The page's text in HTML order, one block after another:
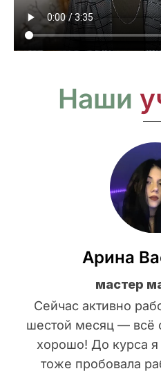
Наши
Арина
мастер
Сейчас активно
шестой месяц — всё
хорошо! До курса
тоже пробовала